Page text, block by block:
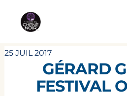
25 JUIL 2017
GÉRARD
FESTIVAL